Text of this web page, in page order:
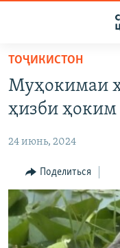
Вернуться
основному
содержанию
навигации
Вернутся
поиску
ПОДПИСКА
RFE/RL ДИРЕКТ
НАСТОЯЩЕЕ ВРЕМЯ
МИГРАНТ МЕДИА
ТОҶИКИСТОН
Муҳокимаи
ҳизби ҳоким
24 июнь, 2024
Поделиться